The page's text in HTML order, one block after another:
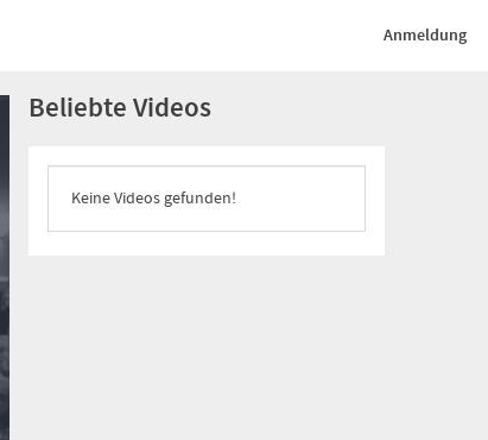
Anmeldung
Beliebte Videos
Keine Videos gefunden!